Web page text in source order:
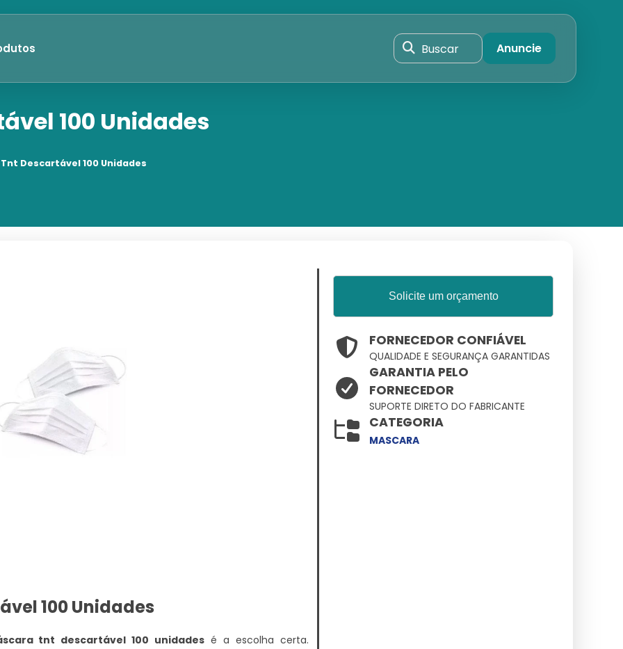
Buscar Anuncie
100 Unidades
Descartável 100 Unidades
100 Unidades
tnt descartável 100 unidades é a escolha certa.
Solicite um orçamento
FORNECEDOR CONFIÁVEL
QUALIDADE E SEGURANÇA GARANTIDAS
GARANTIA PELO
FORNECEDOR
SUPORTE DIRETO DO FABRICANTE
CATEGORIA
MASCARA